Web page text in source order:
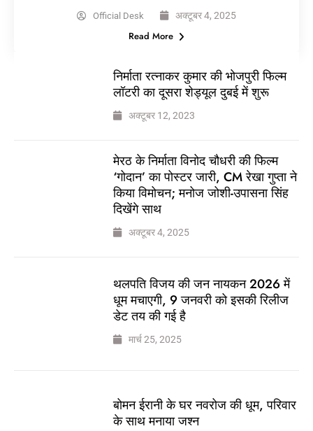
Official Desk अक्टूबर 4, 2025
Read More
निर्माता रत्नाकर कुमार की भोजपुरी फिल्म
लॉटरी का दूसरा शेड्यूल दुबई में शुरू
अक्टूबर 12, 2023
मेरठ के निर्माता विनोद चौधरी की फिल्म
‘गोदान’ का पोस्टर जारी, CM रेखा गुप्ता ने
किया विमोचन; मनोज जोशी-उपासना सिंह
दिखेंगे साथ
अक्टूबर 4, 2025
थलपति विजय की जन नायकन 2026 में
धूम मचाएगी, 9 जनवरी को इसकी रिलीज
डेट तय की गई है
मार्च 25, 2025
बोमन ईरानी के घर नवरोज की धूम, परिवार
के साथ मनाया जश्न